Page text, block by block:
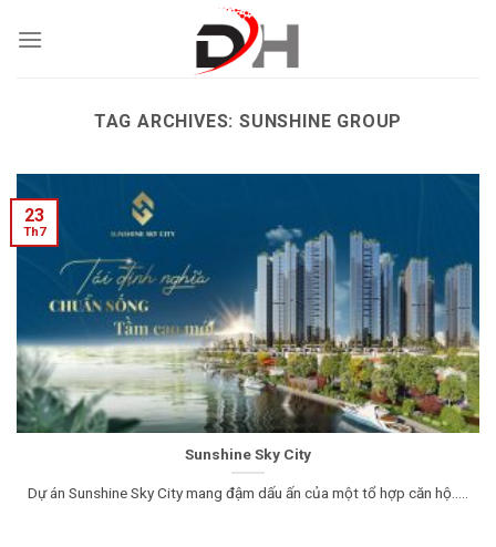
TAG ARCHIVES: SUNSHINE GROUP
Sunshine Sky City
Dự án Sunshine Sky City mang đậm dấu ấn của một tổ hợp căn hộ.....
23
Th7